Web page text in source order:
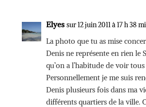
Elyes sur 12 juin 2011 à 17 h 38
La photo que tu as mise
Denis ne représente en rien le
qu’on a l’habitude de voir
Personnellement je me suis
Denis plusieurs fois dans ma
différents quartiers de la ville.